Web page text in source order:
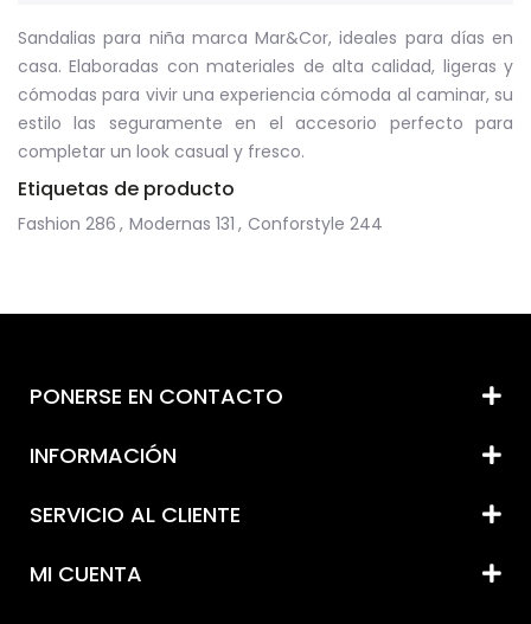
Sandalias para niña marca Mar&Cor, ideales para días en
casa.Elaboradas con materiales de alta calidad, ligeras y
cómodas para vivir una experiencia cómoda al caminar, su
estilo las seguramente en el accesorio perfecto para
completar un look casual y fresco.
Etiquetas de producto
Fashion 286 , Modernas 131 , Conforstyle 244
PONERSE EN CONTACTO
INFORMACIÓN
SERVICIO AL CLIENTE
MI CUENTA